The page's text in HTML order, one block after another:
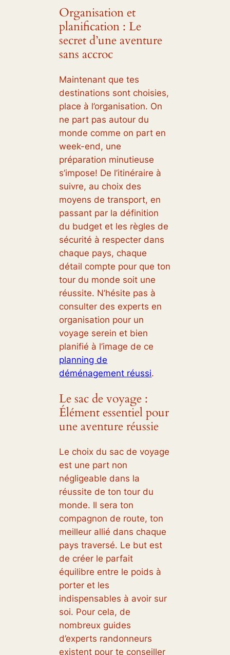
Organisation et
planification : Le
secret d’une aventure
sans accroc
Maintenant que tes
destinations sont choisies,
place à l’organisation. On
ne part pas autour du
monde comme on part en
week-end, une
préparation minutieuse
s’impose! De l’itinéraire à
suivre, au choix des
moyens de transport, en
passant par la définition
du budget et les règles de
sécurité à respecter dans
chaque pays, chaque
détail compte pour que ton
tour du monde soit une
réussite. N’hésite pas à
consulter des experts en
organisation pour un
voyage serein et bien
planifié à l’image de ce
planning de
déménagement réussi.
Le sac de voyage :
Élément essentiel pour
une aventure réussie
Le choix du sac de voyage
est une part non
négligeable dans la
réussite de ton tour du
monde. Il sera ton
compagnon de route, ton
meilleur allié dans chaque
pays traversé. Le but est
de créer le parfait
équilibre entre le poids à
porter et les
indispensables à avoir sur
soi. Pour cela, de
nombreux guides
d’experts randonneurs
existent pour te conseiller